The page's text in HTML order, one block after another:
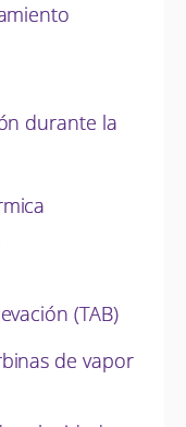
durante la
(TAB)
de vapor